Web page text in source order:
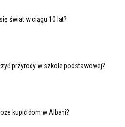
świat w ciągu 10 lat?
przyrody w szkole podstawowej?
kupić dom w Albani?